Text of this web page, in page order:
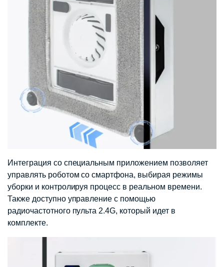
Интеграция со специальным приложением позволяет
управлять роботом со смартфона, выбирая режимы
уборки и контролируя процесс в реальном времени.
Также доступно управление с помощью
радиочастотного пульта 2.4G, который идет в
комплекте.